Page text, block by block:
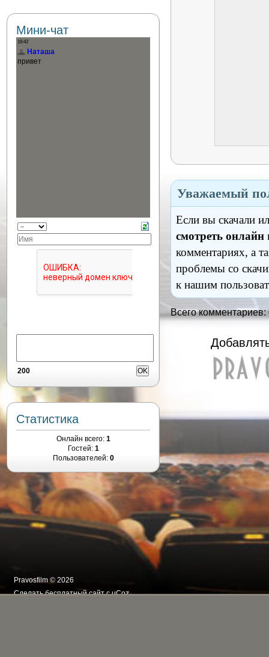
Уважаемый
Если вы скачали
смотреть онлайн
комментариях, а
проблемы со
к нашим
Всего комментариев:
Мини-чат
200
Статистика
Онлайн всего: 1
Гостей: 1
Пользователей: 0
Pravosfilm © 2026
Сделатьбесплатный сайтсuCoz